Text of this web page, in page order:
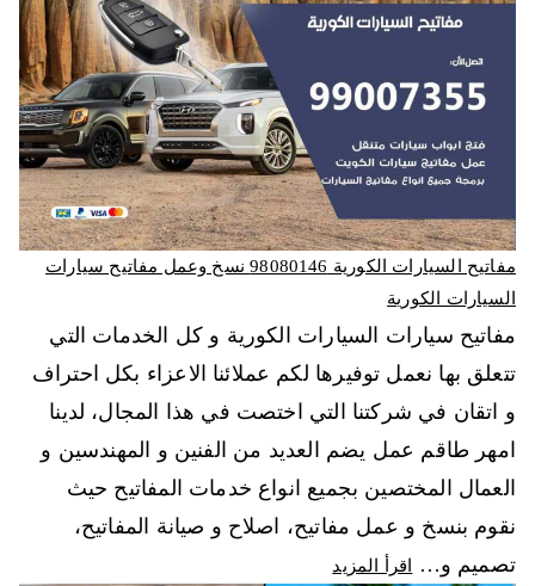
مفاتيح السيارات الكورية 98080146‬ نسخ وعمل مفاتيح سيارات
السيارات الكورية
مفاتيح سيارات السيارات الكورية و كل الخدمات التي
تتعلق بها نعمل توفيرها لكم عملائنا الاعزاء بكل احتراف
و اتقان في شركتنا التي اختصت في هذا المجال، لدينا
امهر طاقم عمل يضم العديد من الفنين و المهندسين و
العمال المختصين بجميع انواع خدمات المفاتيح حيث
نقوم بنسخ و عمل مفاتيح، اصلاح و صيانة المفاتيح،
تصميم و…
اقرأ المزيد